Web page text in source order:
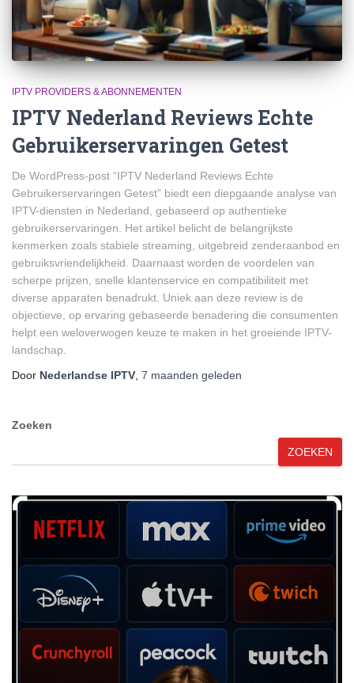
IPTV PROVIDERS & ABONNEMENTEN
IPTV Nederland Reviews Echte
Gebruikerservaringen Getest
De WordPress-post “IPTV Nederland Reviews Echte
Gebruikerservaringen Getest” biedt een diepgaande analyse van
IPTV-diensten in Nederland, gebaseerd op authentieke
gebruikerservaringen. Het artikel belicht de belangrijkste
kenmerken zoals stabiele streaming, uitgebreid zenderaanbod en
gebruiksvriendelijkheid. Daarnaast worden de voordelen van
scherpe prijzen, snelle klantenservice en compatibiliteit met
diverse apparaten benadrukt. Uniek aan deze review is de
objectieve, op ervaring gebaseerde benadering die consumenten
helpt een weloverwogen keuze te maken in het groeiende IPTV-
landschap.
Door Nederlandse IPTV 7 maanden geleden
Zoeken
ZOEKEN